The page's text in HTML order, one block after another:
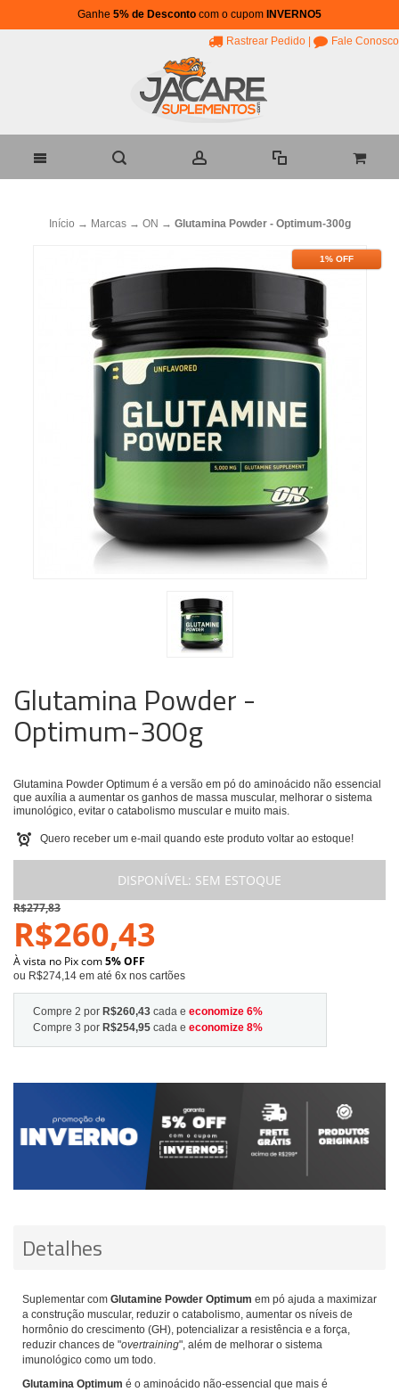
Ganhe 5% de Desconto com o cupom INVERNO5
Rastrear Pedido Fale Conosco
Início → Marcas → ON → Glutamina Powder - Optimum-300g
1% OFF
Glutamina Powder -
Optimum-300g
Glutamina Powder Optimum é a versão em pó do aminoácido não essencial
que auxília a aumentar os ganhos de massa muscular, melhorar o sistema
imunológico, evitar o catabolismo muscular e muito mais.
Quero receber um e-mail quando este produto voltar ao estoque!
DISPONÍVEL: SEM ESTOQUE
R$277,83
R$260,43
À vista no Pix com5% OFF
ou R$274,14 em até 6x nos cartões
Compre 2 por R$260,43 cada e economize 6%
Compre 3 por R$254,95 cada e economize 8%
Detalhes
Suplementar com Glutamine Powder Optimum em pó ajuda a maximizar
a construção muscular, reduzir o catabolismo, aumentar os níveis de
hormônio do crescimento (GH), potencializar a resistência e a força,
reduzir chances de "overtraining", além de melhorar o sistema
imunológico como um todo.
Glutamina Optimum é o aminoácido não-essencial que mais é